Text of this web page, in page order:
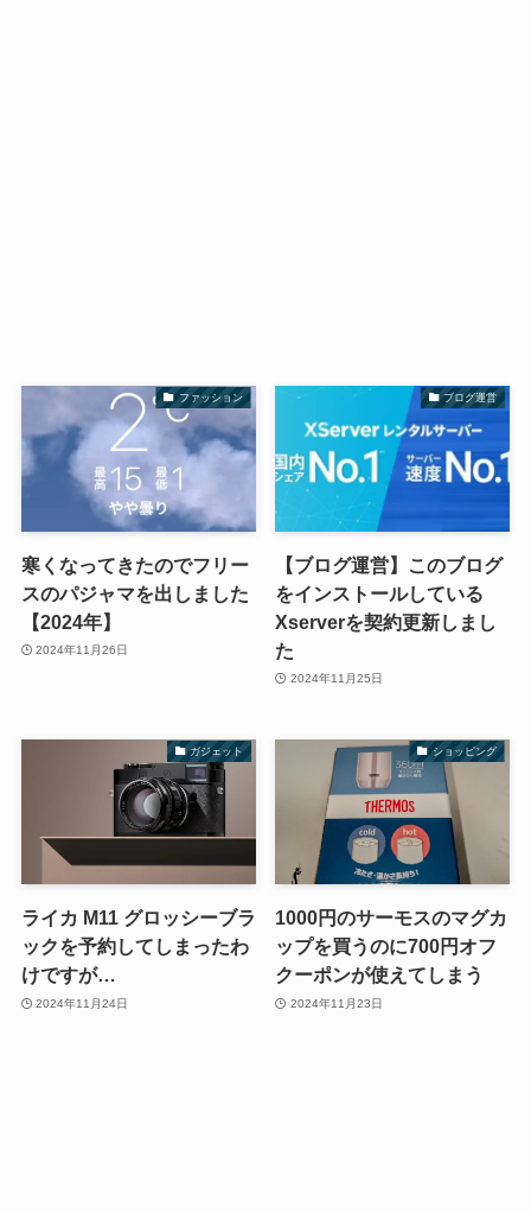
ファッション
寒くなってきたのでフリー
スのパジャマを出しました
【2024年】
2024年11月26日
ブログ運営
【ブログ運営】このブログ
をインストールしている
Xserverを契約更新しまし
た
2024年11月25日
ガジェット
ライカ M11 グロッシーブラ
ックを予約してしまったわ
けですが…
2024年11月24日
ショッピング
1000円のサーモスのマグカ
ップを買うのに700円オフ
クーポンが使えてしまう
2024年11月23日